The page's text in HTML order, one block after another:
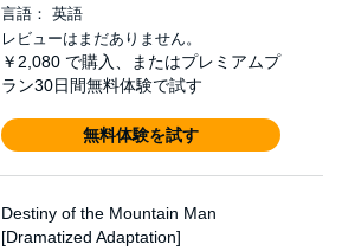
言語： 英語
レビューはまだありません。
￥2,080 で購入、またはプレミアムプ
ラン30日間無料体験で試す
無料体験を試す
Destiny of the Mountain Man
[Dramatized Adaptation]